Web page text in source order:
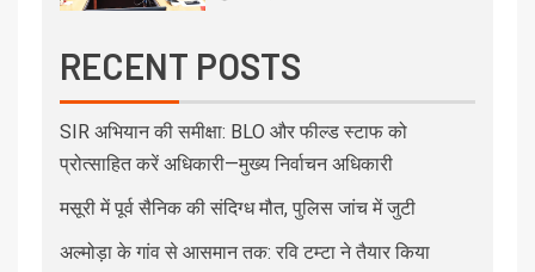
RECENT POSTS
SIR अभियान की समीक्षा: BLO और फील्ड स्टाफ को
प्रोत्साहित करें अधिकारी—मुख्य निर्वाचन अधिकारी
मसूरी में पूर्व सैनिक की संदिग्ध मौत, पुलिस जांच में जुटी
अल्मोड़ा के गांव से आसमान तक: रवि टम्टा ने तैयार किया